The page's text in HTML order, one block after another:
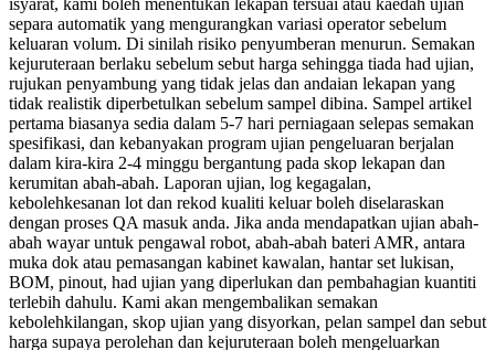
separa automatik yang mengurangkan variasi operator sebelum
keluaran volum. Di sinilah risiko penyumberan menurun. Semakan
kejuruteraan berlaku sebelum sebut harga sehingga tiada had ujian,
rujukan penyambung yang tidak jelas dan andaian lekapan yang
tidak realistik diperbetulkan sebelum sampel dibina. Sampel artikel
pertama biasanya sedia dalam 5-7 hari perniagaan selepas semakan
spesifikasi, dan kebanyakan program ujian pengeluaran berjalan
dalam kira-kira 2-4 minggu bergantung pada skop lekapan dan
kerumitan abah-abah. Laporan ujian, log kegagalan,
kebolehkesanan lot dan rekod kualiti keluar boleh diselaraskan
dengan proses QA masuk anda. Jika anda mendapatkan ujian abah-
abah wayar untuk pengawal robot, abah-abah bateri AMR, antara
muka dok atau pemasangan kabinet kawalan, hantar set lukisan,
BOM, pinout, had ujian yang diperlukan dan pembahagian kuantiti
terlebih dahulu. Kami akan mengembalikan semakan
kebolehkilangan, skop ujian yang disyorkan, pelan sampel dan sebut
harga supaya perolehan dan kejuruteraan boleh mengeluarkan